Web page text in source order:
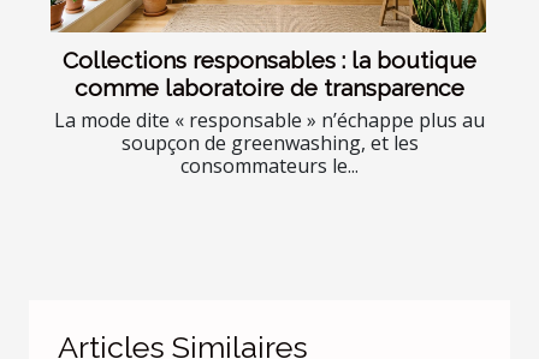
Collections responsables : la boutique
comme laboratoire de transparence
La mode dite « responsable » n’échappe plus au
soupçon de greenwashing, et les
consommateurs le...
Articles Similaires